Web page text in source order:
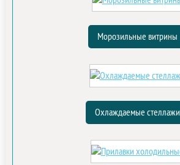
Морозильные витрины
Охлаждаемые стеллажи